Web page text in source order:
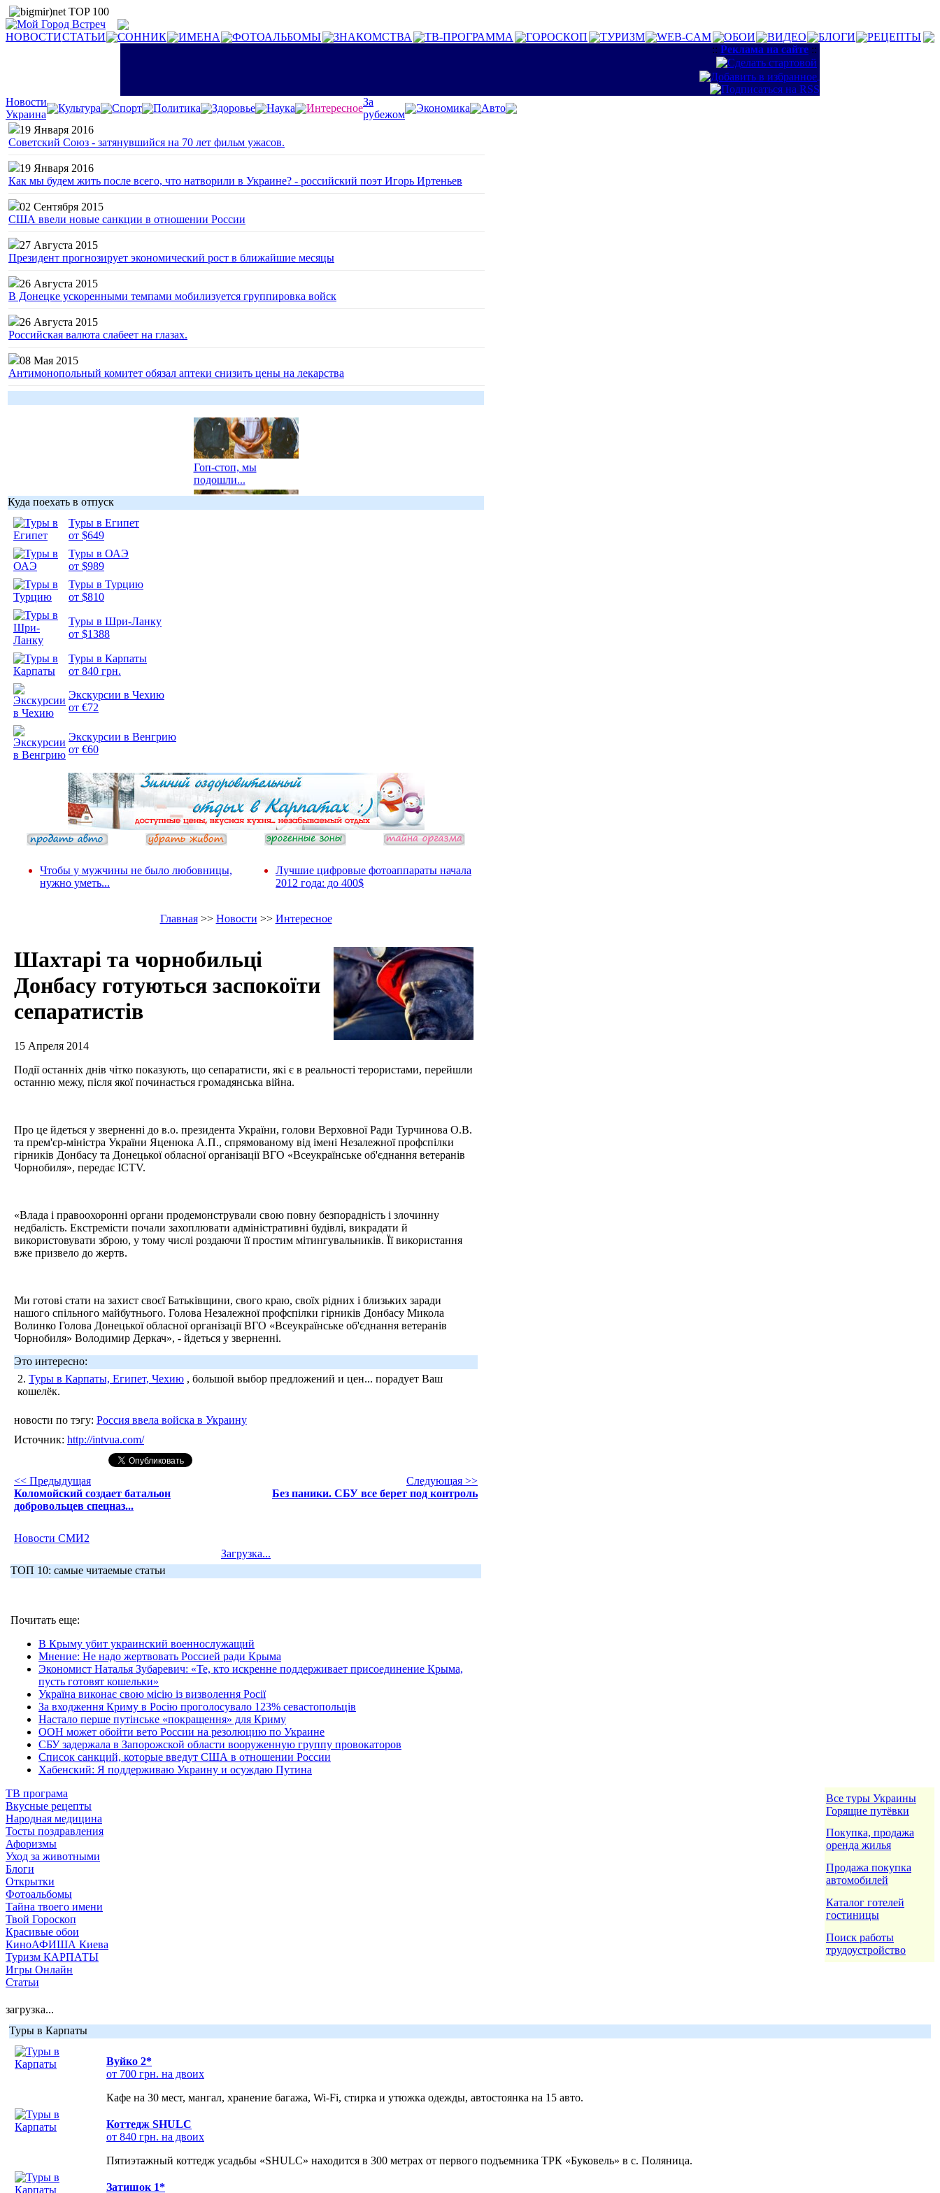
НОВОСТИСТАТЬИ СОННИК ИМЕНА ФОТОАЛЬБОМЫ ЗНАКОМСТВА ТВ-ПРОГРАММА ГОРОСКОП ТУРИЗМ WEB-CAM ОБОИ ВИДЕО БЛОГИ
РЕЦЕПТЫ
:: Реклама на сайте ::
Новости
Украина
Культура Спорт Политика Здоровье Наука Интересное
За
рубежом
Экономика
Авто
19 Января 2016
Советский Союз - затянувшийся на 70 лет фильм ужасов.
19 Января 2016
Как мы будем жить после всего, что натворили в Украине? - российский поэт Игорь Иртеньев
02 Сентября 2015
США ввели новые санкции в отношении России
27 Августа 2015
Президент прогнозирует экономический рост в ближайшие месяцы
26 Августа 2015
В Донецке ускоренными темпами мобилизуется группировка войск
26 Августа 2015
Российская валюта слабеет на глазах.
08 Мая 2015
Антимонопольный комитет обязал аптеки снизить цены на лекарства
Гоп-стоп, мы
подошли...
Куда поехать в отпуск
Туры в Египет
от $649
Туры в ОАЭ
от $989
Туры в Турцию
от $810
Туры в Шри-Ланку
от $1388
Туры в Карпаты
от 840 грн.
Экскурсии в Чехию
от €72
Экскурсии в Венгрию
от €60
Чтобы у мужчины не было любовницы,
нужно уметь...
Лучшие цифровые фотоаппараты начала
2012 года: до 400$
Главная>> Новости >> Интересное
Шахтарі та чорнобильці
Донбасу готуються заспокоїти
сепаратистів
15 Апреля 2014
Події останніх днів чітко показують, що сепаратисти, які є в реальності терористами, перейшли
останню межу, після якої починається громадянська війна.
Про це йдеться у зверненні до в.о. президента України, голови Верховної Ради Турчинова О.В.
та прем'єр-міністра України Яценюка А.П., спрямованому від імені Незалежної профспілки
гірників Донбасу та Донецької обласної організації ВГО «Всеукраїнське об'єднання ветеранів
Чорнобиля», передає ICTV.
«Влада і правоохоронні органи продемонстрували свою повну безпорадність і злочинну
недбалість. Екстремісти почали захоплювати адміністративні будівлі, викрадати й
використовувати зброю, у тому числі роздаючи її простим мітингувальників. Її використання
вже призвело до жертв.
Ми готові стати на захист своєї Батьківщини, свого краю, своїх рідних і близьких заради
нашого спільного майбутнього. Голова Незалежної профспілки гірників Донбасу Микола
Волинко Голова Донецької обласної організації ВГО «Всеукраїнське об'єднання ветеранів
Чорнобиля» Володимир Деркач», - йдеться у зверненні.
Это интересно:
2. Туры в Карпаты, Египет, Чехию , большой выбор предложений и цен... порадует Ваш
кошелёк.
новости по тэгу: Россия ввела войска в Украину
Источник: http://intvua.com/
<< Предыдущая
Коломойский создает батальон
добровольцев спецназ...
Следующая >>
Без паники. СБУ все берет под контроль
Новости СМИ2
Загрузка...
ТОП 10: самые читаемые статьи
Почитать еще:
В Крыму убит украинский военнослужащий
Мнение: Не надо жертвовать Россией ради Крыма
Экономист Наталья Зубаревич: «Те, кто искренне поддерживает присоединение Крыма,
пусть готовят кошельки»
Україна виконає свою місію із визволення Росії
За входження Криму в Росію проголосувало 123% севастопольців
Настало перше путінське «покращення» для Криму
ООН может обойти вето России на резолюцию по Украине
СБУ задержала в Запорожской области вооруженную группу провокаторов
Список санкций, которые введут США в отношении России
Хабенский: Я поддерживаю Украину и осуждаю Путина
ТВ програма
Вкусные рецепты
Народная медицина
Тосты поздравления
Афоризмы
Уход за животными
Блоги
Открытки
Фотоальбомы
Тайна твоего имени
Твой Гороскоп
Красивые обои
КиноАФИША Киева
Туризм КАРПАТЫ
Игры Онлайн
Статьи
Все туры Украины
Горящие путёвки
Покупка, продажа
оренда жилья
Продажа покупка
автомобилей
Каталог готелей
гостиницы
Поиск работы
трудоустройство
загрузка...
Туры в Карпаты
Вуйко 2*
от 700 грн. на двоих
Кафе на 30 мест, мангал, хранение багажа, Wi-Fi, стирка и утюжка одежды, автостоянка на 15 авто.
Коттедж SHULC
от 840 грн. на двоих
Пятиэтажный коттедж усадьбы «SHULC» находится в 300 метрах от первого подъемника ТРК «Буковель» в с. Поляница.
Затишок 1*